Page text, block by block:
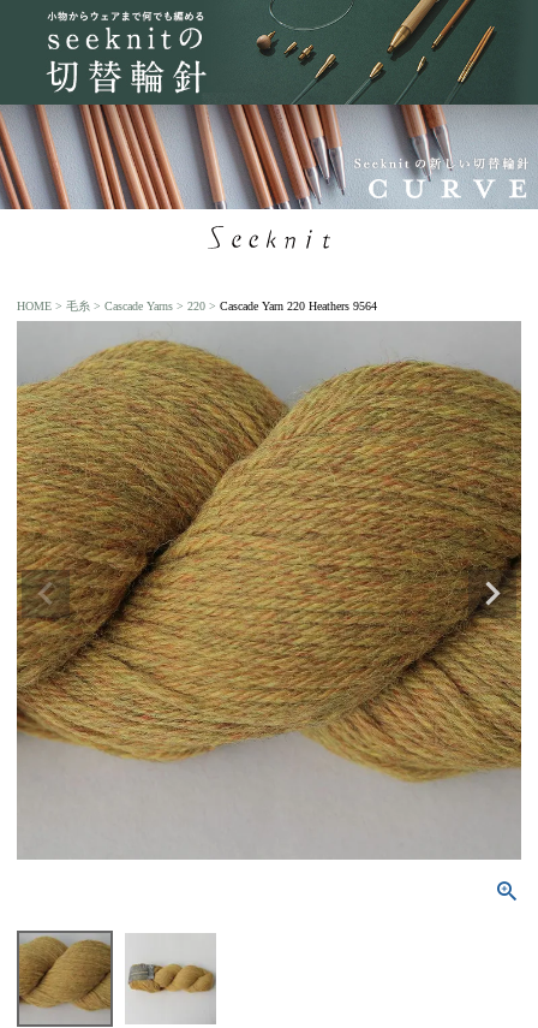
HOME 毛糸 Cascade Yarns 220 Cascade Yarn 220 Heathers 9564